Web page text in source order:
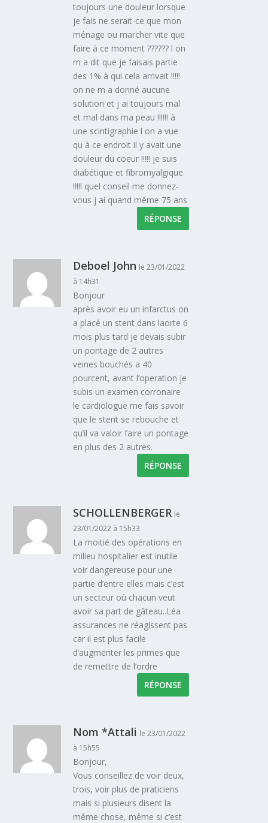
toujours une douleur lorsque
je fais ne serait-ce que mon
ménage ou marcher vite que
faire à ce moment ?????? l on
m a dit que je faisais partie
des 1% à qui cela arrivait !!!!!
on ne m a donné aucune
solution et j ai toujours mal
et mal dans ma peau !!!!!! à
une scintigraphie l on a vue
qu à ce endroit il y avait une
douleur du coeur !!!!! je suis
diabétique et fibromyalgique
!!!!! quel conseil me donnez-
vous j ai quand même 75 ans
RÉPONSE
Deboel John le 23/01/2022
à 14h31
Bonjour
après avoir eu un infarctus on
a placé un stent dans laorte 6
mois plus tard je devais subir
un pontage de 2 autres
veines bouchés a 40
pourcent, avant l’operation je
subis un examen corronaire
le cardiologue me fais savoir
que le stent se rebouche et
qu’il va valoir faire un pontage
en plus des 2 autres.
RÉPONSE
SCHOLLENBERGER le
23/01/2022 à 15h33
La moitié des opérations en
milieu hospitalier est inutile
voir dangereuse pour une
partie d’entre elles mais c’est
un secteur où chacun veut
avoir sa part de gâteau..Léa
assurances ne réagissent pas
car il est plus facile
d’augmenter les primes que
de remettre de l’ordre
RÉPONSE
Nom *Attali le 23/01/2022
à 15h55
Bonjour,
Vous conseillez de voir deux,
trois, voir plus de praticiens
mais si plusieurs disent la
même chose, même si c’est